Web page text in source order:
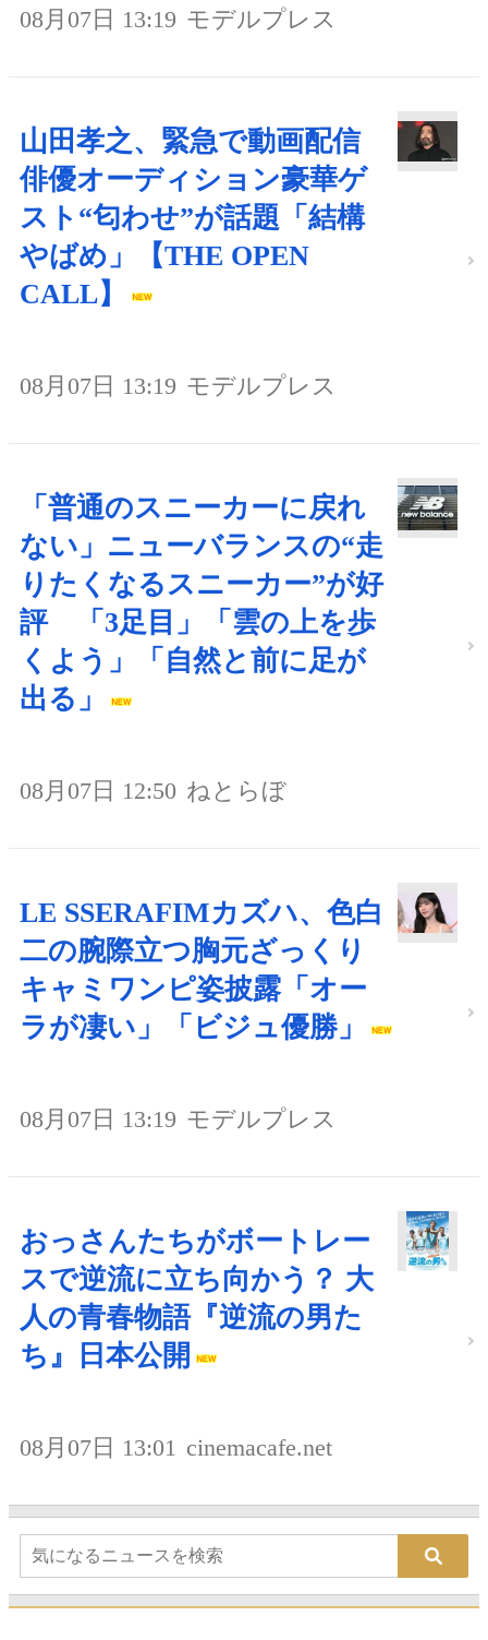
08月07日 13:19 モデルプレス
山田孝之、緊急で動画配信
俳優オーディション豪華ゲ
スト“匂わせ”が話題「結構
やばめ」【THE OPEN
CALL】
08月07日 13:19 モデルプレス
「普通のスニーカーに戻れ
ない」ニューバランスの“走
りたくなるスニーカー”が好
評 「3足目」「雲の上を歩
くよう」「自然と前に足が
出る」
08月07日 12:50 ねとらぼ
LE SSERAFIMカズハ、色白
二の腕際立つ胸元ざっくり
キャミワンピ姿披露「オー
ラが凄い」「ビジュ優勝」
08月07日 13:19 モデルプレス
おっさんたちがボートレー
スで逆流に立ち向かう？ 大
人の青春物語『逆流の男た
ち』日本公開
08月07日 13:01 cinemacafe.net